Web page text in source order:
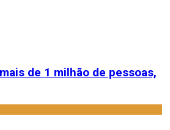
de 1 milhão de pessoas,